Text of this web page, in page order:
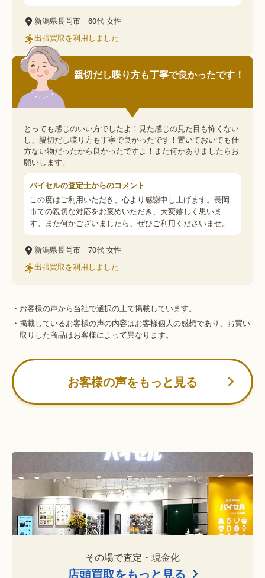
新潟県長岡市 60代 女性
出張買取を利用しました
親切だし喋り方も丁寧で良かったです！
とっても感じのいい方でしたよ！見た感じの見た目も怖くない
し、親切だし喋り方も丁寧で良かったです！置いておいても仕
方ない物だったから良かったですよ！また何かありましたらお
願いします。
バイセルの査定士からのコメント
この度はご利用いただき、心より感謝申し上げます。長岡
市での親切な対応をお褒めいただき、大変嬉しく思いま
す。また何かございましたら、ぜひご利用くださいませ。
新潟県長岡市 70代 女性
出張買取を利用しました
・お客様の声から当社で選択の上で掲載しています。
・掲載しているお客様の声の内容はお客様個人の感想であり、お買い
取りした商品はお客様によって異なります。
お客様の声をもっと見る
その場で査定・現金化
店頭買取をもっと見る